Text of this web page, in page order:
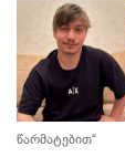
წარმატებით“